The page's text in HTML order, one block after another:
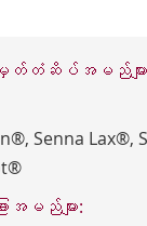
တံဆိပ်အမည်မျာ
Senna Lax®,
အမည်များ: